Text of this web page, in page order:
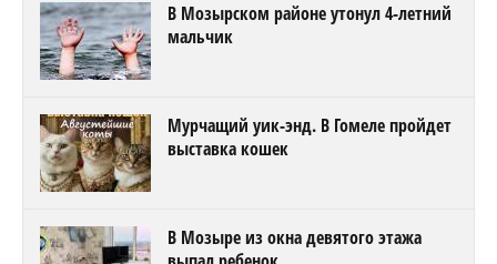
В Мозырском районе утонул 4-летний
мальчик
Мурчащий уик-энд. В Гомеле пройдет
выставка кошек
В Мозыре из окна девятого этажа